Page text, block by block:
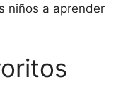
niños a aprender